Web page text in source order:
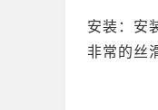
安装：安
非常的丝